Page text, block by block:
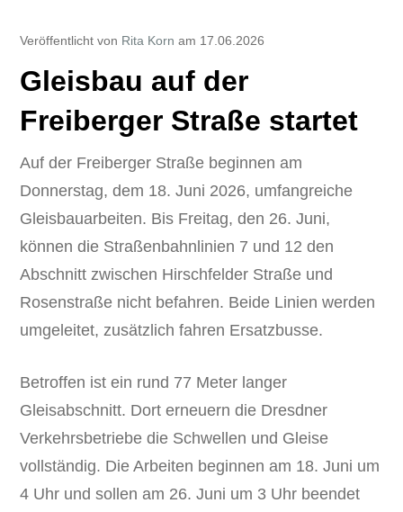
Veröffentlicht von Rita Korn am 17.06.2026
Gleisbau auf der
Freiberger Straße startet
Auf der Freiberger Straße beginnen am
Donnerstag, dem 18. Juni 2026, umfangreiche
Gleisbauarbeiten. Bis Freitag, den 26. Juni,
können die Straßenbahnlinien 7 und 12 den
Abschnitt zwischen Hirschfelder Straße und
Rosenstraße nicht befahren. Beide Linien werden
umgeleitet, zusätzlich fahren Ersatzbusse.
Betroffen ist ein rund 77 Meter langer
Gleisabschnitt. Dort erneuern die Dresdner
Verkehrsbetriebe die Schwellen und Gleise
vollständig. Die Arbeiten beginnen am 18. Juni um
4 Uhr und sollen am 26. Juni um 3 Uhr beendet